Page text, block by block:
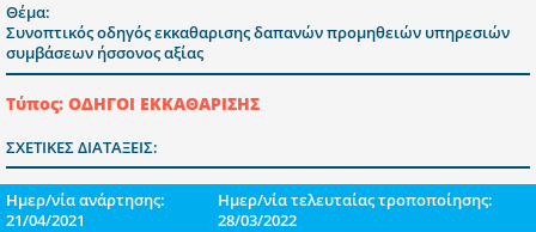
Θέμα:
Συνοπτικός οδηγός εκκαθαρισης δαπανών προμηθειών υπηρεσιών
συμβάσεων ήσσονος αξίας
Τύπος: ΟΔΗΓΟΙ ΕΚΚΑΘΑΡΙΣΗΣ
ΣΧΕΤΙΚΕΣ ΔΙΑΤΑΞΕΙΣ:
Ημερ/νία ανάρτησης:
21/04/2021
Ημερ/νία τελευταίας τροποποίησης:
28/03/2022